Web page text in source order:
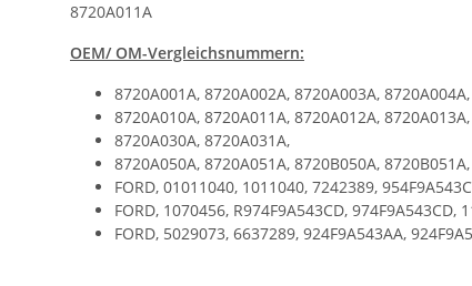
8720A011A
OEM/ OM-Vergleichsnummern:
8720A001A, 8720A002A, 8720A003A,
8720A010A, 8720A011A, 8720A012A, 8720A013A,
8720A030A, 8720A031A,
8720A050A, 8720A051A, 8720B050A, 8720B051A,
FORD, 01011040, 1011040, 7242389,
FORD, 1070456, R974F9A543CD, 974F9A543CD,
FORD, 5029073, 6637289, 924F9A543AA,